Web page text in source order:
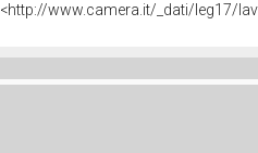
<http://www.camera.it/_dati/leg17/